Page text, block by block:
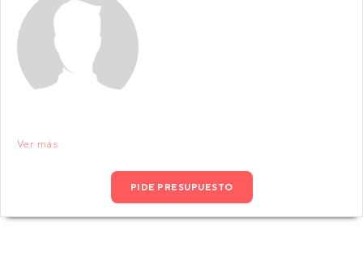
Ver más
PIDE PRESUPUESTO